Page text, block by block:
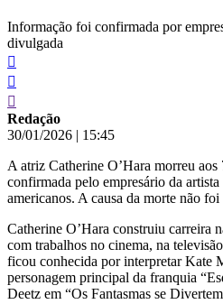
Informação foi confirmada por
divulgada
Redação
30/01/2026 | 15:45
A atriz Catherine O’Hara morreu
confirmada pelo empresário da
americanos. A causa da morte não
Catherine O’Hara construiu carreira
com trabalhos no cinema, na
ficou conhecida por interpretar Kate
personagem principal da franquia
Deetz em “Os Fantasmas se